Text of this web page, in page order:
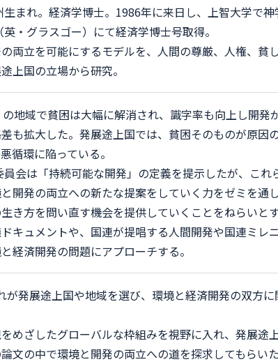
まれ。経済学博士。1986年に来日し、上智大学で神
・グラスゴー）にて経済学博士号取得。
両立を可能にするモデルを、人間の尊厳、人権、貧
上国の立場から研究。
地域で貧困は大幅に解消され、識字率も向上し開
も拡大した。発展途上国では、貧困そのものが原因
循環に陥っている。
会は「持続可能な開発」の定義を提示したが、こ
開発の両立への新たな提案をしていく力をゼミを通
き方を問い直す機会を提供していくことをねらいとす
キュメントや、国連が提唱する人間開発や国連ミレ
経済開発の問題にアプローチする。
が発展途上国や地域を選び、環境と経済開発の双方
めざしたグローバルな枠組みを視野に入れ、発展途
文の中で環境と開発の両立への道を探求してもらいた